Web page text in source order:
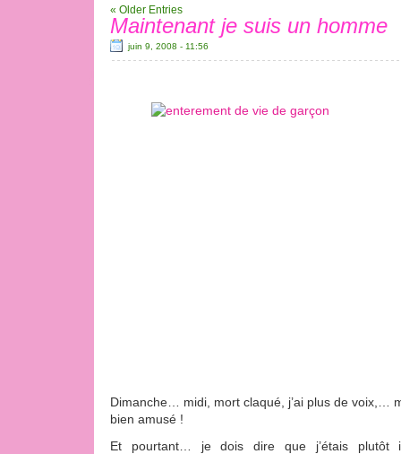
« Older Entries
Maintenant je suis un homme
juin 9, 2008 - 11:56
Dimanche… midi, mort claqué, j’ai plus de voix,…
bien amusé !
Et pourtant… je dois dire que j’étais plutôt